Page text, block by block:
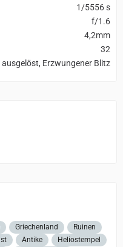
1/5556 s
f/1.6
4,2mm
32
Erzwungener Blitz
Griechenland
Ruinen
Antike Heliostempel